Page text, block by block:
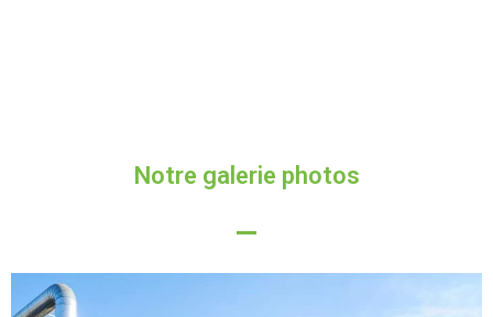
Notre galerie photos